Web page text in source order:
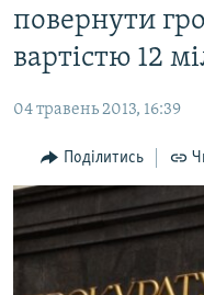
матеріалу
Перейти
до
основної
навігації
Перейти
до
пошуку
ВІДЕО ТА ФОТО
БЛОГИ
ПОГЛЯД
ІНТЕРВ'Ю
ВСЕ ЗА ДЕНЬ
СПЕЦПРОЕКТИ
повернути
вартістю 12
04 травень 2013, 16:39
Поділитись